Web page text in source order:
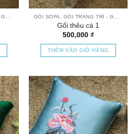
Gối thêu cá 1
500,000 ₫
THÊM VÀO GIỎ HÀNG